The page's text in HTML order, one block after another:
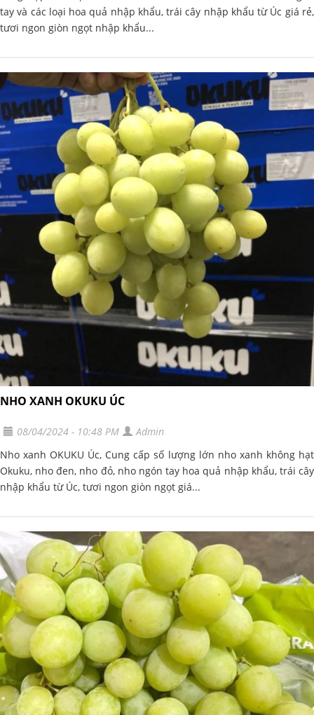
tay và các loại hoa quả nhập khẩu, trái cây nhập khẩu từ Úc giá rẻ,
tươi ngon giòn ngọt nhập khẩu...
NHO XANH OKUKU ÚC
08/04/2024 - 10:48 PM
Admin
Nho xanh OKUKU Úc, Cung cấp số lượng lớn nho xanh không hạt
Okuku, nho đen, nho đỏ, nho ngón tay hoa quả nhập khẩu, trái cây
nhập khẩu từ Úc, tươi ngon giòn ngọt giá...